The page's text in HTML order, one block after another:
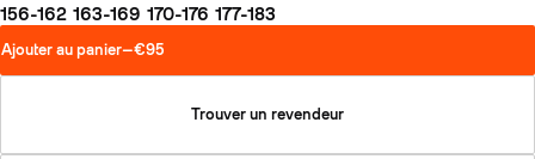
156-162 163-169 170-176 177-183
Ajouter au panier—€95
Trouver un revendeur